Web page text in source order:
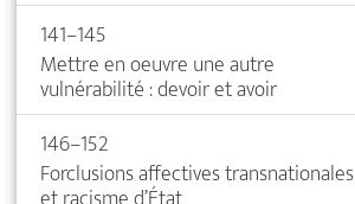
141–145
Mettre en oeuvre une autre
vulnérabilité : devoir et avoir
146–152
Forclusions affectives transnationales